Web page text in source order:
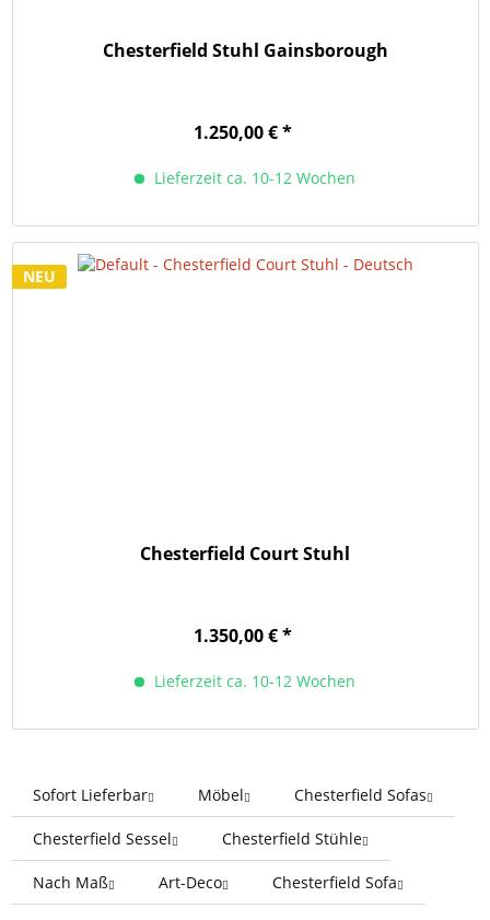
Chesterfield Stuhl Gainsborough
1.250,00 € *
Lieferzeit ca. 10-12 Wochen
NEU
Chesterfield Court Stuhl
1.350,00 € *
Lieferzeit ca. 10-12 Wochen
Sofort Lieferbar Möbel Chesterfield Sofas
Chesterfield Sessel Chesterfield Stühle
Nach Maß Art-Deco Chesterfield Sofa